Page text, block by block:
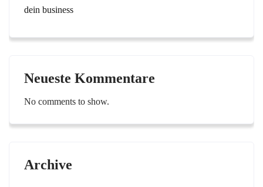
dein business
Neueste Kommentare
No comments to show.
Archive